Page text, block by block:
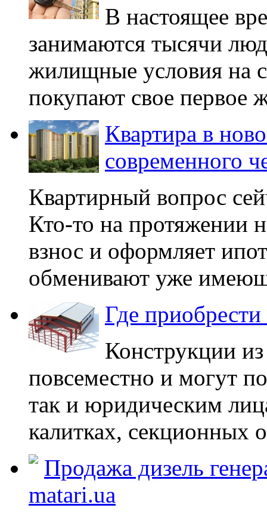
В настоящее
занимаются тысячи
жилищные условия на
покупают свое первое
Квартира в
современного
Квартирный вопрос
Кто-то на протяжении
взнос и оформляет
обменивают уже
Где
Конструкции
повсеместно и могут
так и юридическим
калитках, секционных
Продажа дизель
matari.ua